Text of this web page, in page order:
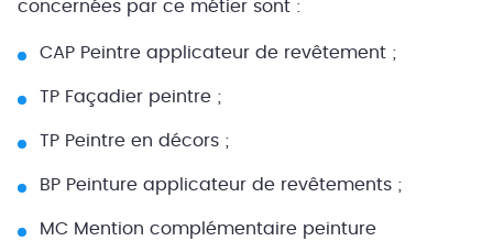
concernées par ce métier sont :
CAP Peintre applicateur de revêtement ;
TP Façadier peintre ;
TP Peintre en décors ;
BP Peinture applicateur de revêtements ;
MC Mention complémentaire peinture